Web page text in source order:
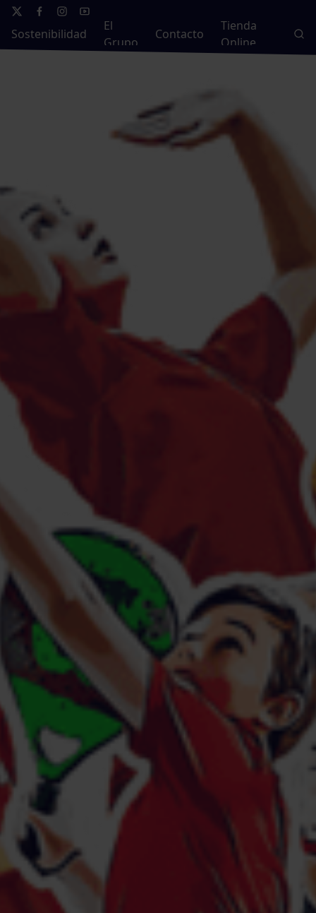
Sostenibilidad
El
Grupo
Contacto
Tienda
Online